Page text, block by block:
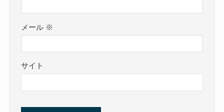
メール ※
サイト